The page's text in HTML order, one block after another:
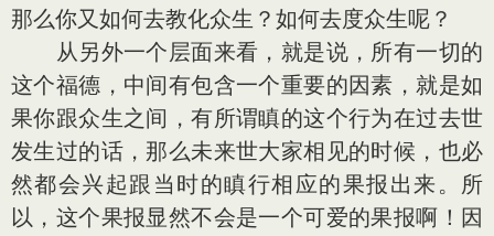
那么你又如何去教化众生？如何去度众生呢？
从另外一个层面来看，就是说，所有一切的
这个福德，中间有包含一个重要的因素，就是如
果你跟众生之间，有所谓瞋的这个行为在过去世
发生过的话，那么未来世大家相见的时候，也必
然都会兴起跟当时的瞋行相应的果报出来。所
以，这个果报显然不会是一个可爱的果报啊！因